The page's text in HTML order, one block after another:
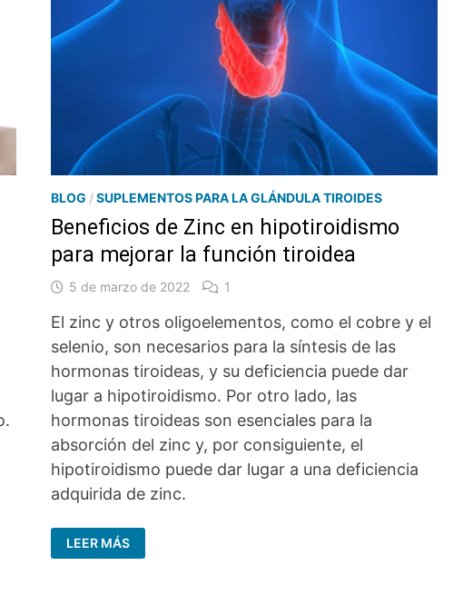
BLOG /SUPLEMENTOS PARA LA GLÁNDULA TIROIDES
Beneficios de Zinc en hipotiroidismo
para mejorar la función tiroidea
5 de marzo de 2022 1
El zinc y otros oligoelementos, como el cobre y el
selenio, son necesarios para la síntesis de las
hormonas tiroideas, y su deficiencia puede dar
lugar a hipotiroidismo. Por otro lado, las
hormonas tiroideas son esenciales para la
absorción del zinc y, por consiguiente, el
hipotiroidismo puede dar lugar a una deficiencia
adquirida de zinc.
BENEFICIOS
DE
ZINC
LEER MÁS